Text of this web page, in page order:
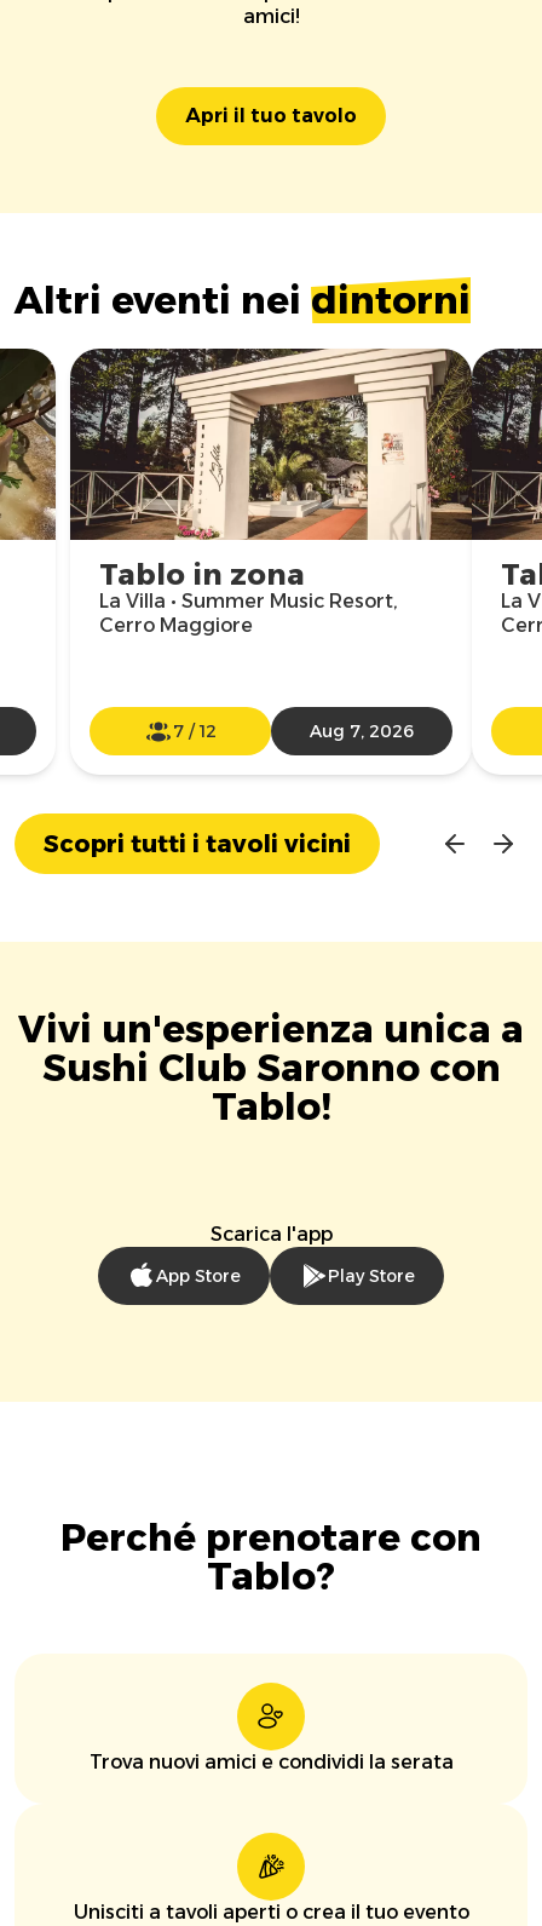
amici!
Apri il tuo tavolo
Altri eventi nei dintorni
Tablo in zona
La Villa • Summer Music Resort,
Cerro Maggiore
7 /12 Aug 7, 2026
La
Scopri tutti i tavoli vicini
Vivi un'esperienza unica a
Sushi Club Saronno con
Tablo!
Scarica l'app
App Store Play Store
Perché prenotare con
Tablo?
Trova nuovi amici e condividi la serata
Unisciti a tavoli aperti o crea il tuo evento